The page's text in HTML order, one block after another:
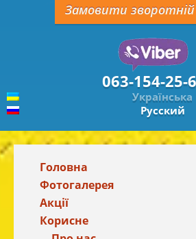
Замовити зворотній
063-154-25-
Українська
Русский
Головна
Фотогалерея
Акції
Корисне